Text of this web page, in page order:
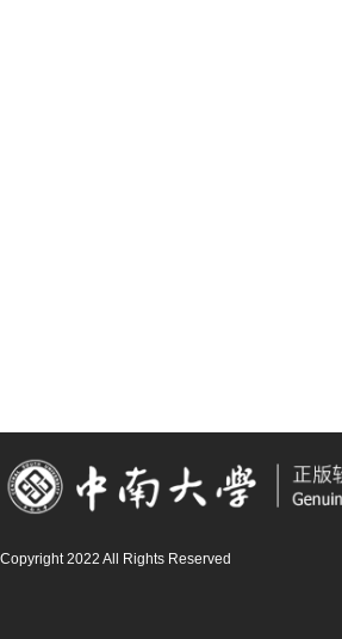
Copyright 2022 All Rights Reserved